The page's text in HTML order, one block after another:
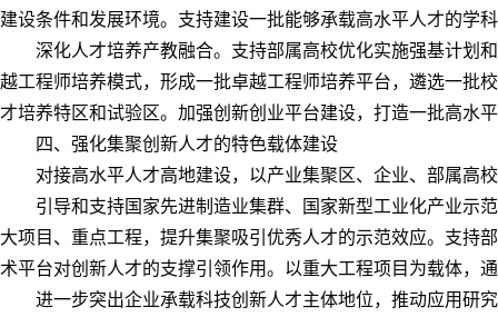
建设条件和发展环境。支持建设一批能够承载高水平人才的学
深化人才培养产教融合。支持部属高校优化实施强基计划
越工程师培养模式，形成一批卓越工程师培养平台，遴选一批
才培养特区和试验区。加强创新创业平台建设，打造一批高水
四、强化集聚创新人才的特色载体建设
对接高水平人才高地建设，以产业集聚区、企业、部属高
引导和支持国家先进制造业集群、国家新型工业化产业示
大项目、重点工程，提升集聚吸引优秀人才的示范效应。支持
术平台对创新人才的支撑引领作用。以重大工程项目为载体，
进一步突出企业承载科技创新人才主体地位，推动应用研